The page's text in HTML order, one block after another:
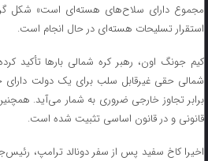
مجموع دارای سلاح‌های هسته‌ای است» شکل
استقرار تسلیحات هسته‌ای در حال انجام است.
کیم جونگ اون، رهبر کره شمالی بارها تأکید
شمالی حقی غیرقابل سلب برای یک دولت دارای
برابر تجاوز خارجی ضروری به شمار می‌آید.
قانونی و در قانون اساسی تثبیت شده است.
اخیرا کاخ سفید پس از سفر دونالد ترامپ،